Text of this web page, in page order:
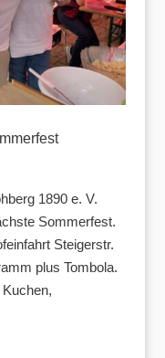
1890 e. V.
Sommerfest.
Steigerstr.
plus Tombola.